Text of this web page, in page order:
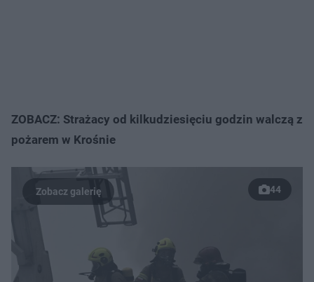
ZOBACZ: Strażacy od kilkudziesięciu godzin walczą z
pożarem w Krośnie
44